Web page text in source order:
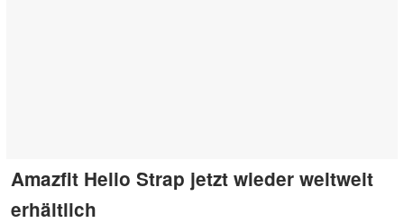
Amazfit Helio Strap jetzt wieder weltweit
erhältlich